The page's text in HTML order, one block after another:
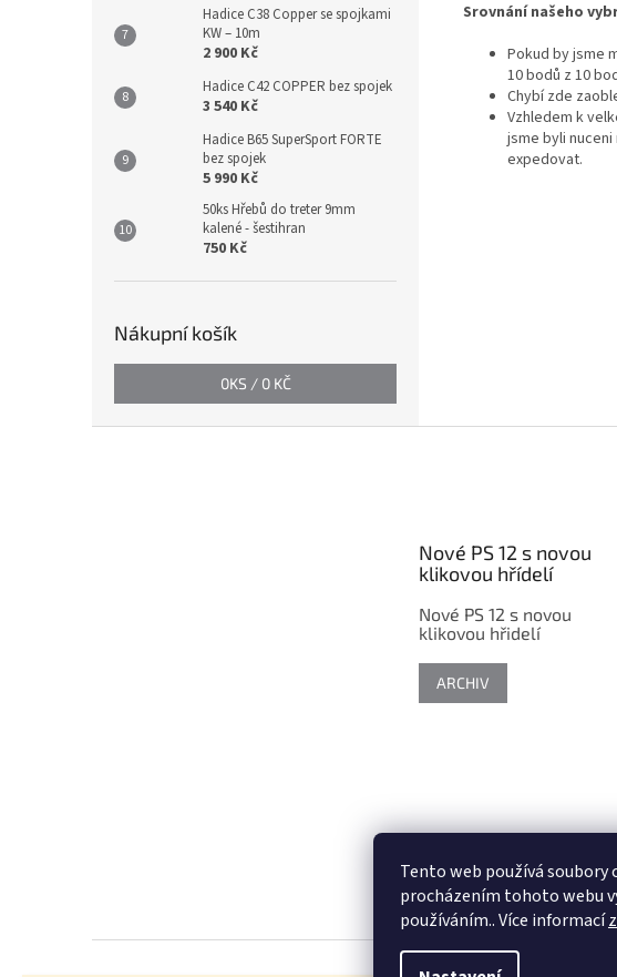
Tento web používá soubory
procházením tohoto webu
používáním.. Více informací
Hadice C38 Copper se spojkami
KW – 10m
2 900 Kč
Hadice C42 COPPER bez spojek
3 540 Kč
Hadice B65 SuperSport FORTE
bez spojek
5 990 Kč
50ks Hřebů do treter 9mm
kalené - šestihran
750 Kč
Nákupní košík
0KS / 0 KČ
Srovnání našeho
Pokud by jsme
10 bodů z 10
Chybí zde
Vzhledem k
jsme byli
expedovat.
Nové PS 12 s novou
klikovou hřídelí
Nové PS 12 s novou
klikovou hřidelí
ARCHIV